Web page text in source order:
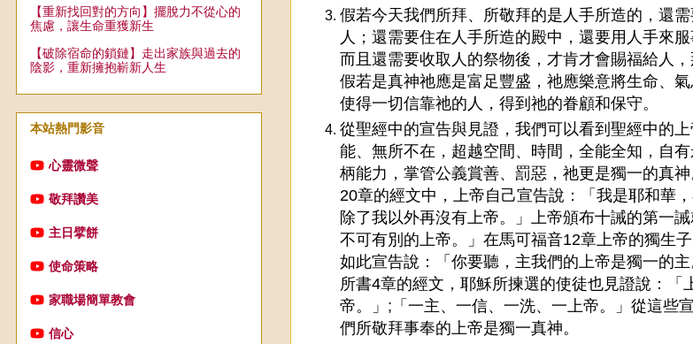
假若今天我們所拜、所敬拜的是人手所造的，還
人；還需要住在人手所造的殿中，還要用人手來
而且還需要收取人的祭物後，才肯才會賜福給人，
假若是真神祂應是富足豐盛，祂應樂意將生命、
使得一切信靠祂的人，得到祂的眷顧和保守。
從聖經中的宣告與見證，我們可以看到聖經中的
能、無所不在，超越空間、時間，全能全知，自
柄能力，掌管公義賞善、罰惡，祂更是獨一的真
20章的經文中，上帝自己宣告說：「我是耶和華
除了我以外再沒有上帝。」上帝頒布十誡的第一
不可有別的上帝。」在馬可福音12章上帝的獨生
如此宣告說：「你要聽，主我們的上帝是獨一的
所書4章的經文，耶穌所揀選的使徒也見證說：「
帝。」;「一主、一信、一洗、一上帝。」從這些
們所敬拜事奉的上帝是獨一真神。
【重新找回對的方向】擺脫力不從心的
焦慮，讓生命重獲新生
【破除宿命的鎖鏈】走出家族與過去的
陰影，重新擁抱嶄新人生
本站熱門影音
心靈微聲
敬拜讚美
主日擘餅
使命策略
家職場簡單教會
信心